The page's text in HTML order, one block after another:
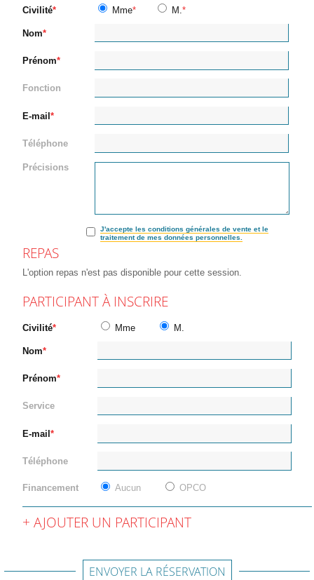
Civilité Mme M.
Nom
Prénom
Fonction
E-mail
Téléphone
Précisions
J'accepte les conditions générales de vente et le
traitement de mes données personnelles.
REPAS
L'option repas n'est pas disponible pour cette session.
PARTICIPANT À INSCRIRE
Civilité Mme M.
Nom
Prénom
Service
E-mail
Téléphone
Financement Aucun OPCO
AJOUTER UN PARTICIPANT
ENVOYER LA RÉSERVATION